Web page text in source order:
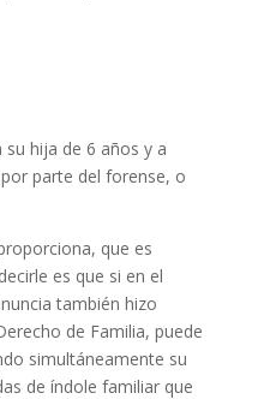
su hija de 6 años y a
parte del forense, o
que es
es que si en el
también hizo
de Familia, puede
simultáneamente su
de índole familiar que